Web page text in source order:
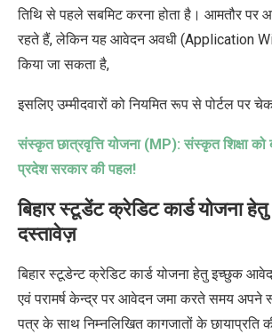
तिथि से पहले सबमिट करना होता है। आमतौर पर
रहते हैं, लेकिन यह आवेदन अवधी (Application
किया जा सकता है,
इसलिए उम्मीदवारों को नियमित रूप से पोर्टल पर
संस्कृत छात्रवृत्ति योजना (MP): संस्कृत शिक्षा को
प्रदेश सरकार की पहल!
बिहार स्टूडेंट क्रेडिट कार्ड योजना हेतु
दस्तावेज़
बिहार स्टूडेन्ट क्रेडिट कार्ड योजना हेतु इच्छुक
एवं परामर्ष केन्द्र पर आवेदन जमा करते समय अपने
पत्र के साथ निम्नलिखित कागजातों के छायाप्रति